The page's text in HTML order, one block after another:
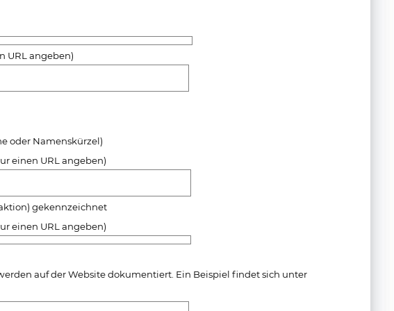
URL angeben)
oder Namenskürzel)
einen URL angeben)
gekennzeichnet
einen URL angeben)
auf der Website dokumentiert. Ein Beispiel findet sich unter